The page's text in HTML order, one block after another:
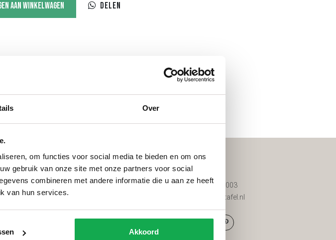
Over
om functies voor social media te bieden en om ons
gebruik van onze site met onze partners voor social
combineren met andere informatie die u aan ze heeft
van hun services.
Akkoord
aan winkelwagen Delen
tafels
tafels
tafels
Services
Onderhoud
Bestellen
Betalen
Contact
085 200 8003
info@vantafel.nl